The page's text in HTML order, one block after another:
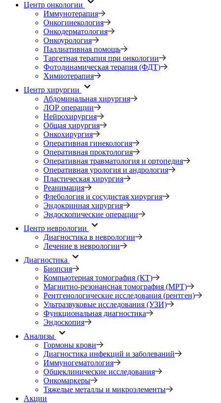
Центр онкологии
Иммунотерапия
Онкогинекология
Онкодерматология
Онкоурология
Паллиативная помощь
Таргетная терапия при онкологии
Фотодинамическая терапия (ФДТ)
Химиотерапия
Центр хирургии
Абдоминальная хирургия
ЛОР операции
Нейрохирургия
Общая хирургия
Онкохирургия
Оперативная гинекология
Оперативная проктология
Оперативная травматология и ортопедия
Оперативная урология и андрология
Пластическая хирургия
Реанимация
Флебология и сосудистая хирургия
Эндокринная хирургия
Эндоскопические операции
Центр неврологии
Диагностика в неврологии
Лечение в неврологии
Диагностика
Биопсия
Компьютерная томография (КТ)
Магнитно-резонансная томография (МРТ)
Рентгенологические исследования (рентген)
Ультразвуковые исследования (УЗИ)
Функциональная диагностика
Эндоскопия
Анализы
Гормоны крови
Диагностика инфекций и заболеваний
Иммуногематология
Общеклинические исследования
Онкомаркеры
Тяжелые металлы и микроэлементы
Акции